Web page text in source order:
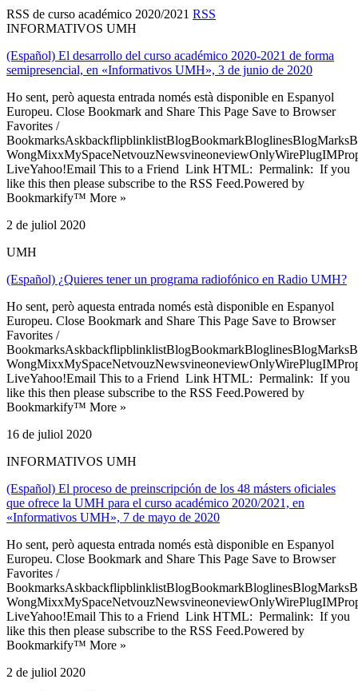
RSS de curso académico 2020/2021 RSS
INFORMATIVOS UMH
(Español) El desarrollo del curso académico 2020-2021 de forma
semipresencial, en «Informativos UMH», 3 de junio de 2020
Ho sent, però aquesta entrada només està disponible en Espanyol
Europeu. Close Bookmark and Share This Page Save to Browser
Favorites /
LiveYahoo!Email This to a Friend Link HTML: Permalink: If you
like this then please subscribe to the RSS Feed.Powered by
Bookmarkify™ More »
2 de juliol 2020
UMH
(Español) ¿Quieres tener un programa radiofónico en Radio UMH?
Ho sent, però aquesta entrada només està disponible en Espanyol
Europeu. Close Bookmark and Share This Page Save to Browser
Favorites /
LiveYahoo!Email This to a Friend Link HTML: Permalink: If you
like this then please subscribe to the RSS Feed.Powered by
Bookmarkify™ More »
16 de juliol 2020
INFORMATIVOS UMH
(Español) El proceso de preinscripción de los 48 másters oficiales
que ofrece la UMH para el curso académico 2020/2021, en
«Informativos UMH», 7 de mayo de 2020
Ho sent, però aquesta entrada només està disponible en Espanyol
Europeu. Close Bookmark and Share This Page Save to Browser
Favorites /
LiveYahoo!Email This to a Friend Link HTML: Permalink: If you
like this then please subscribe to the RSS Feed.Powered by
Bookmarkify™ More »
2 de juliol 2020